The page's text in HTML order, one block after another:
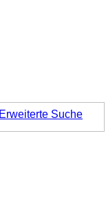
Erweiterte Suche